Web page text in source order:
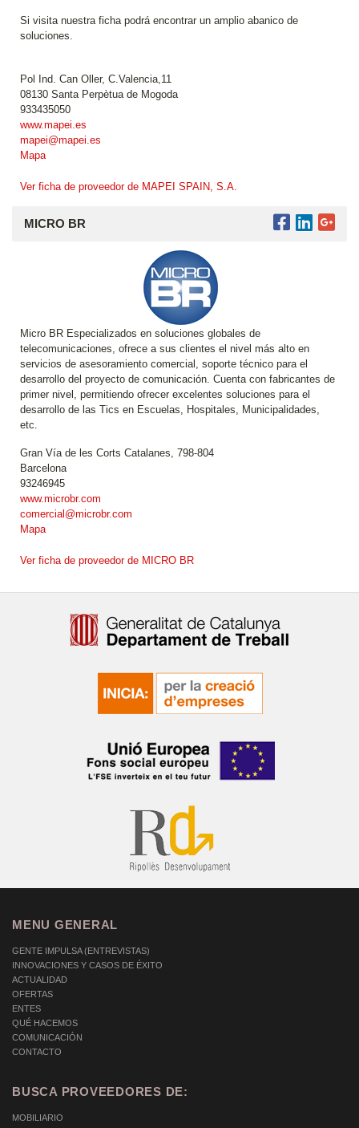
Si visita nuestra ficha podrá encontrar un amplio abanico de
soluciones.
Pol Ind. Can Oller, C.Valencia,11
08130 Santa Perpètua de Mogoda
933435050
www.mapei.es
mapei@mapei.es
Mapa
Ver ficha de proveedor de MAPEI SPAIN, S.A.
MICRO BR
Micro BR Especializados en soluciones globales de
telecomunicaciones, ofrece a sus clientes el nivel más alto en
servicios de asesoramiento comercial, soporte técnico para el
desarrollo del proyecto de comunicación. Cuenta con fabricantes de
primer nivel, permitiendo ofrecer excelentes soluciones para el
desarrollo de las Tics en Escuelas, Hospitales, Municipalidades,
etc.
Gran Vía de les Corts Catalanes, 798-804
Barcelona
93246945
www.microbr.com
comercial@microbr.com
Mapa
Ver ficha de proveedor de MICRO BR
MENU GENERAL
GENTE IMPULSA (ENTREVISTAS)
INNOVACIONES Y CASOS DE ÉXITO
ACTUALIDAD
OFERTAS
ENTES
QUÉ HACEMOS
COMUNICACIÓN
CONTACTO
BUSCA PROVEEDORES DE:
MOBILIARIO